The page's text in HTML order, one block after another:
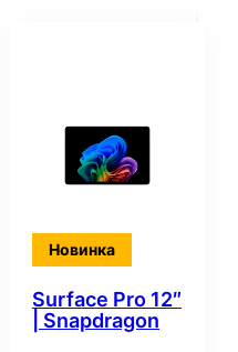
Новинка
Surface Pro 12″
| Snapdragon